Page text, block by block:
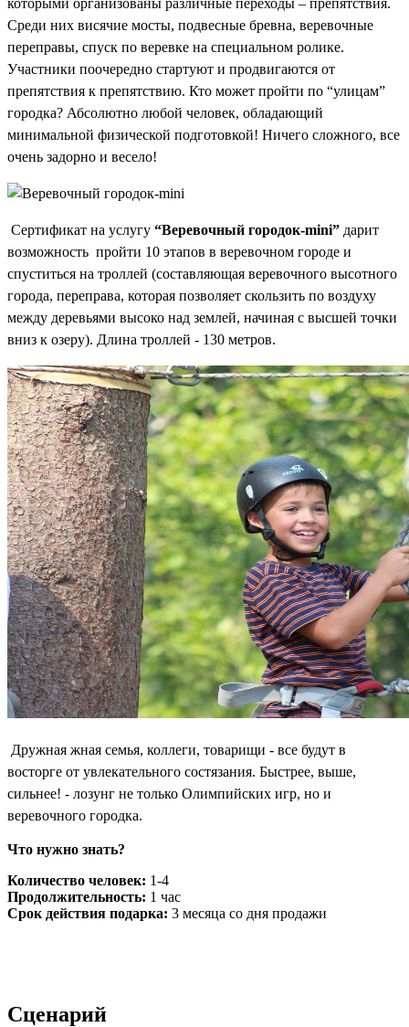
Среди них висячие мосты, подвесные бревна, веревочные
переправы, спуск по веревке на специальном ролике.
Участники поочередно стартуют и продвигаются от
препятствия к препятствию. Кто может пройти по “улицам”
городка? Абсолютно любой человек, обладающий
минимальной физической подготовкой! Ничего сложного, все
очень задорно и весело!
Сертификат на услугу “Веревочный городок-mini” дарит
возможность пройти 10 этапов в веревочном городе и
спуститься на троллей (составляющая веревочного высотного
города, переправа, которая позволяет скользить по воздуху
между деревьями высоко над землей, начиная с высшей точки
вниз к озеру). Длина троллей - 130 метров.
Дружная жная семья, коллеги, товарищи - все будут в
восторге от увлекательного состязания. Быстрее, выше,
сильнее! - лозунг не только Олимпийских игр, но и
веревочного городка.
Что нужно знать?
Количество человек: 1-4
Продолжительность: 1 час
Срок действия подарка: 3 месяца со дня продажи
Сценарий